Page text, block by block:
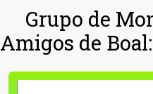
Grupo de
Amigos de